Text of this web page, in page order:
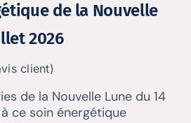
de la Nouvelle
2026
client)
de la Nouvelle Lune du 14
ce soin énergétique